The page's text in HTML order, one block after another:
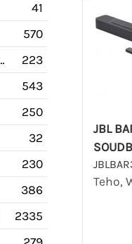
41
570
223
543
250
32
230
386
2335
JBL
Teho,